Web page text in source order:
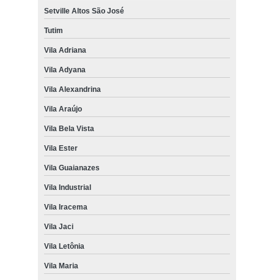
Setville Altos São José
Tutim
Vila Adriana
Vila Adyana
Vila Alexandrina
Vila Araújo
Vila Bela Vista
Vila Ester
Vila Guaianazes
Vila Industrial
Vila Iracema
Vila Jaci
Vila Letônia
Vila Maria